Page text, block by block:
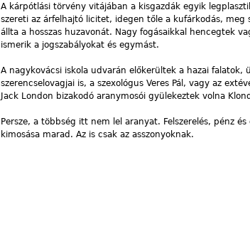
A kárpótlási törvény vitájában a kisgazdák egyik
szereti az árfelhajtó licitet, idegen tőle a kufárkodás,
állta a hosszas huzavonát. Nagy fogásaikkal hencegtek
ismerik a jogszabályokat és egymást.
A nagykovácsi iskola udvarán előkerültek a hazai
szerencselovagjai is, a szexológus Veres Pál, vagy az
Jack London bizakodó aranymosói gyülekeztek volna
Persze, a többség itt nem lel aranyat. Felszerelés, pénz
kimosása marad. Az is csak az asszonyoknak.